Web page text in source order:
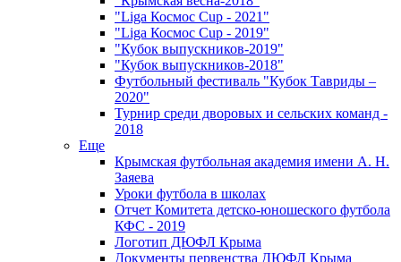
"Liga Космос Cup - 2021"
"Liga Космос Cup - 2019"
"Кубок выпускников-2019"
"Кубок выпускников-2018"
Футбольный фестиваль "Кубок Тавриды –
2020"
Турнир среди дворовых и сельских команд -
2018
Еще
Крымская футбольная академия имени А. Н.
Заяева
Уроки футбола в школах
Отчет Комитета детско-юношеского футбола
КФС - 2019
Логотип ДЮФЛ Крыма
Документы первенства ДЮФЛ Крыма